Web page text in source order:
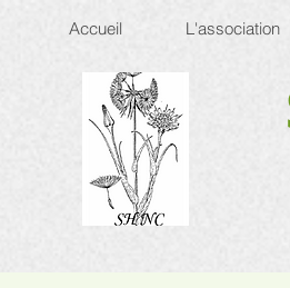
Accueil L'association